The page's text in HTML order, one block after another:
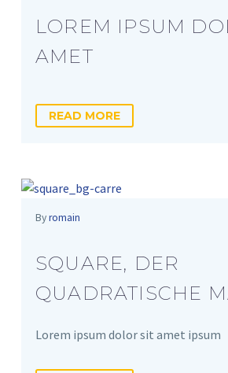
LOREM IPSUM
AMET
READ MORE
Byromain
SQUARE, DER
QUADRATISCHE
Lorem ipsum dolor sit amet ipsum